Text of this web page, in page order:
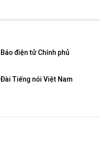
Báo điện tử Chính phủ
Đài Tiếng nói Việt Nam